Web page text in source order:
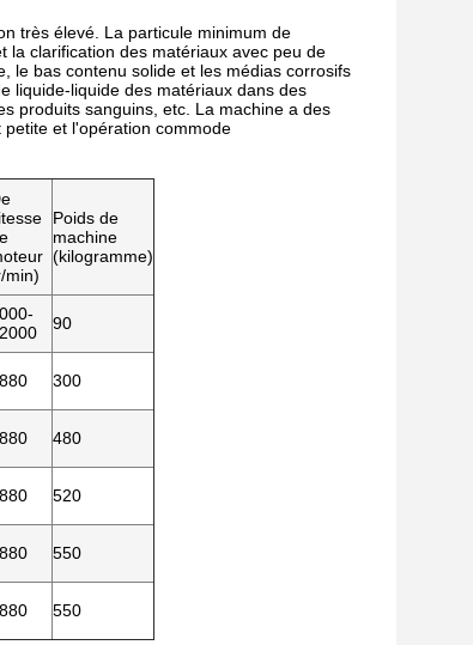
très élevé. La particule minimum de
la clarification des matériaux avec peu de
le bas contenu solide et les médias corrosifs
liquide-liquide des matériaux dans des
produits sanguins, etc. La machine a des
et l'opération commode
min)
Poids de
machine
(kilogramme)
90
300
480
520
550
550